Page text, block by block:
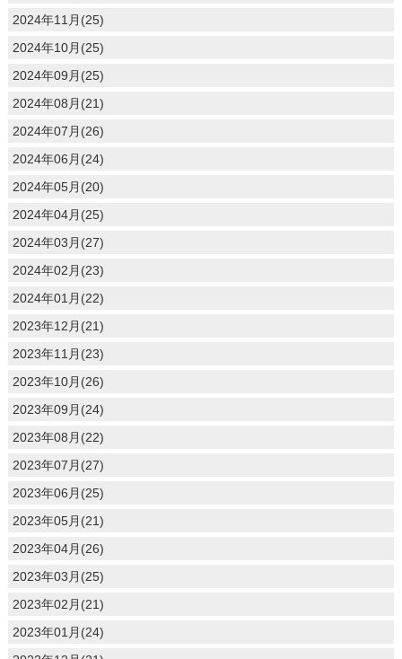
2024年11月(25)
2024年10月(25)
2024年09月(25)
2024年08月(21)
2024年07月(26)
2024年06月(24)
2024年05月(20)
2024年04月(25)
2024年03月(27)
2024年02月(23)
2024年01月(22)
2023年12月(21)
2023年11月(23)
2023年10月(26)
2023年09月(24)
2023年08月(22)
2023年07月(27)
2023年06月(25)
2023年05月(21)
2023年04月(26)
2023年03月(25)
2023年02月(21)
2023年01月(24)